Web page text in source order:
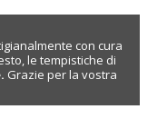
con cura
le tempistiche di
Grazie per la vostra